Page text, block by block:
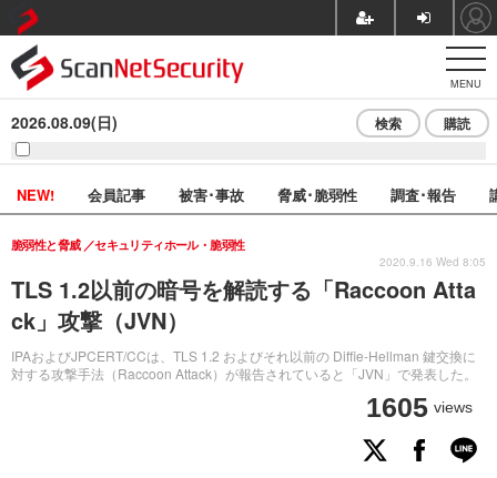
MENU
2026.08.09(日) 検索 購読
NEW! 会員記事 被害･事故 脅威･脆弱性 調査･報告
TLS 1.2以前の暗号を解読する「Raccoon Atta
ck」攻撃（JVN）
IPAおよびJPCERT/CCは、TLS 1.2 およびそれ以前の Diffie-Hellman 鍵交換に
対する攻撃手法（Raccoon Attack）が報告されていると「JVN」で発表した。
脆弱性と脅威 セキュリティホール・脆弱性
1605 views
2020.9.16 Wed 8:05